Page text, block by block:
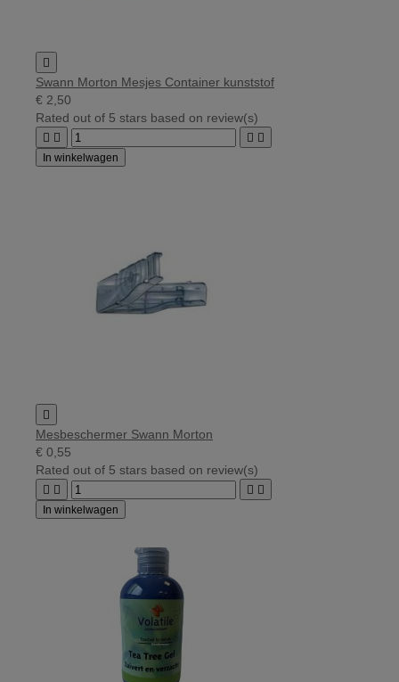

Swann Morton Mesjes Container kunststof
€ 2,50
Rated out of 5 stars based on review(s)
   
In winkelwagen

Mesbeschermer Swann Morton
€ 0,55
Rated out of 5 stars based on review(s)
   
In winkelwagen